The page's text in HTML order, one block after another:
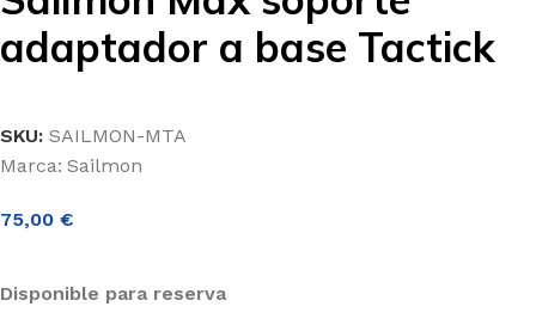
adaptador a base Tactick
SKU: SAILMON-MTA
Marca: Sailmon
75,00 €
Disponible para reserva